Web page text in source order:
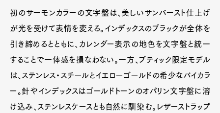
初のサーモンカラーの文字盤は、美しいサンバースト仕上げ
が光を受けて表情を変える。インデックスのブラックが全体を
引き締めるとともに、カレンダー表示の地色を文字盤と統一
することで一体感を損なわない。一方、ブティック限定モデル
は、ステンレス・スチールとイエローゴールドの希少なバイカラ
ー。針やインデックスはゴールドトーンのオパリン文字盤に溶
け込み、ステンレスケースとも自然に馴染む。レザーストラップ